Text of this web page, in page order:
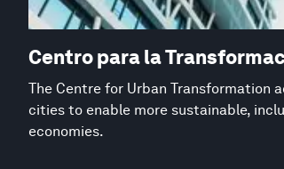
Centro para la
The Centre for Urban Transformation
cities to enable more sustainable,
economies.